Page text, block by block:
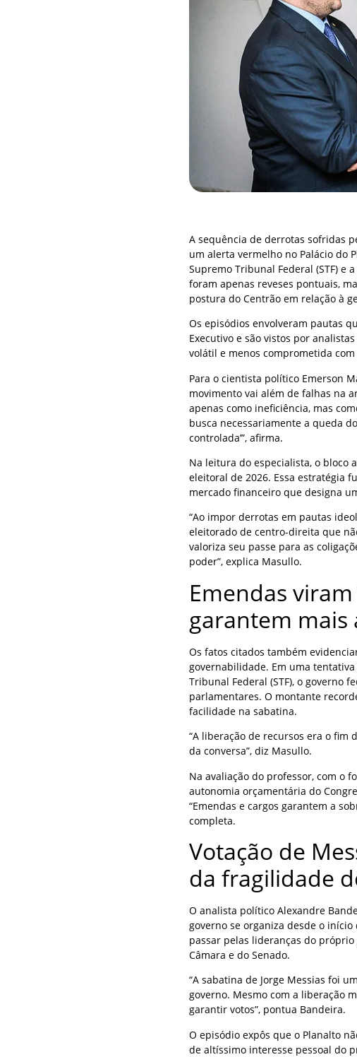
A sequência de derrotas sofridas
um alerta vermelho no Palácio do
Supremo Tribunal Federal (STF) e
foram apenas reveses pontuais,
postura do Centrão em relação à
Os episódios envolveram pautas
Executivo e são vistos por
volátil e menos comprometida
Para o cientista político Emerson
movimento vai além de falhas na
apenas como ineficiência, mas
busca necessariamente a queda
controlada’”, afirma.
Na leitura do especialista, o bloco
eleitoral de 2026. Essa estratégia
mercado financeiro que designa
“Ao impor derrotas em pautas
eleitorado de centro-direita que
valoriza seu passe para as
poder”, explica Masullo.
Emendas
garantem mais
Os fatos citados também
governabilidade. Em uma
Tribunal Federal (STF), o governo
parlamentares. O montante
facilidade na sabatina.
“A liberação de recursos era o fim
da conversa”, diz Masullo.
Na avaliação do professor, com o
autonomia orçamentária do
“Emendas e cargos garantem a
completa.
Votação de
da fragilidade
O analista político Alexandre
governo se organiza desde o
passar pelas lideranças do
Câmara e do Senado.
“A sabatina de Jorge Messias foi
governo. Mesmo com a liberação
garantir votos”, pontua Bandeira.
O episódio expôs que o Planalto
de altíssimo interesse pessoal do